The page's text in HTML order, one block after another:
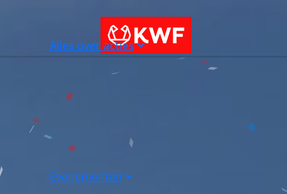
Alles over acties
Evenementen